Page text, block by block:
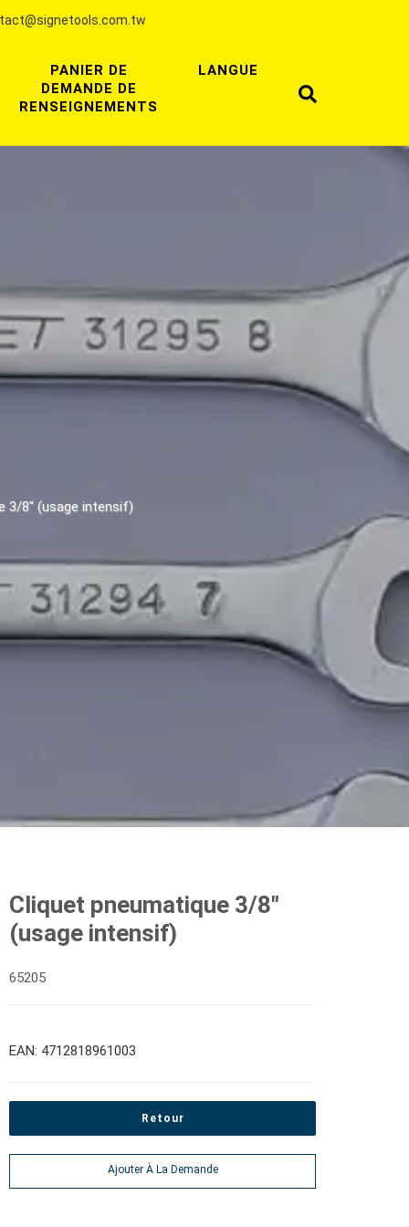
PANIER DE
DEMANDE DE
RENSEIGNEMENTS
LANGUE
3/8" (usage intensif)
Cliquet pneumatique 3/8"
(usage intensif)
65205
EAN: 4712818961003
Retour
Ajouter À La Demande